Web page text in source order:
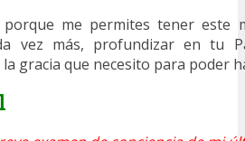
porque me permites tener este
vez más, profundizar en tu
gracia que necesito para poder